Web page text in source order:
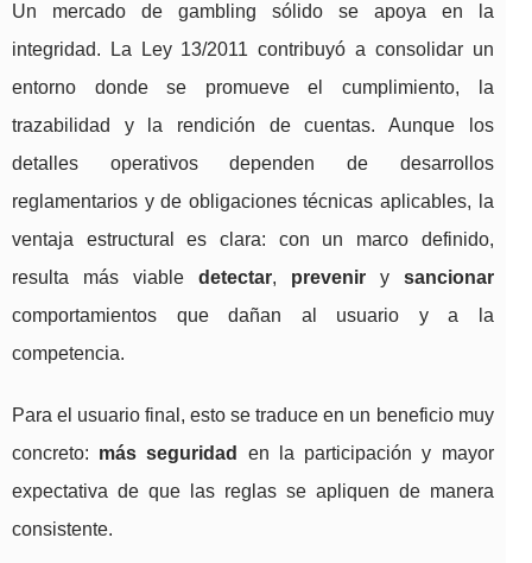
Un mercado de gambling sólido se apoya en la
integridad. La Ley 13/2011 contribuyó a consolidar un
entorno donde se promueve el cumplimiento, la
trazabilidad y la rendición de cuentas. Aunque los
detalles operativos dependen de desarrollos
reglamentarios y de obligaciones técnicas aplicables, la
ventaja estructural es clara: con un marco definido,
resulta más viable detectar, preveniry sancionar
comportamientos que dañan al usuario y a la
competencia.
Para el usuario final, esto se traduce en un beneficio muy
concreto: más seguridad
en la participación y mayor
expectativa de que las reglas se apliquen de manera
consistente.